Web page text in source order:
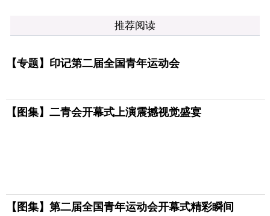
推荐阅读
【专题】印记第二届全国青年运动会
【图集】二青会开幕式上演震撼视觉盛宴
【图集】第二届全国青年运动会开幕式精彩瞬间